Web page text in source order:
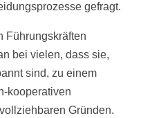
gefragt.
Führungskräften
bei vielen, dass sie,
sind, zu einem
kooperativen
Gründen.